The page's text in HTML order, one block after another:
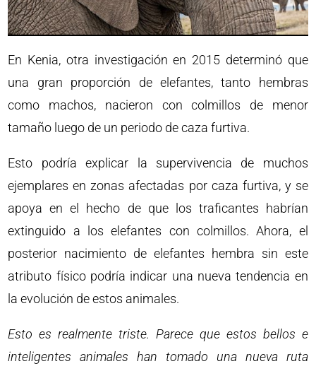
En Kenia, otra investigación en 2015 determinó que
una gran proporción de elefantes, tanto hembras
como machos, nacieron con colmillos de menor
tamaño luego de un periodo de caza furtiva.
Esto podría explicar la supervivencia de muchos
ejemplares en zonas afectadas por caza furtiva, y se
apoya en el hecho de que los traficantes habrían
extinguido a los elefantes con colmillos. Ahora, el
posterior nacimiento de elefantes hembra sin este
atributo físico podría indicar una nueva tendencia en
la evolución de estos animales.
Esto es realmente triste. Parece que estos bellos e
inteligentes animales han tomado una nueva ruta